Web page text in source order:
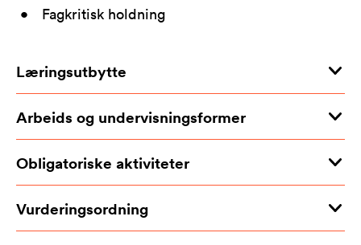
Fagkritisk holdning
Læringsutbytte
Arbeids og undervisningsformer
Obligatoriske aktiviteter
Vurderingsordning